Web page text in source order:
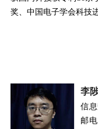
奖、中国电子学会科技
李
信
邮